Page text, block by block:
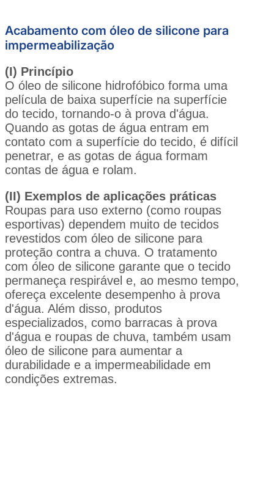
Acabamento com óleo de silicone para
impermeabilização
(I) Princípio
O óleo de silicone hidrofóbico forma uma
película de baixa superfície na superfície
do tecido, tornando-o à prova d'água.
Quando as gotas de água entram em
contato com a superfície do tecido, é difícil
penetrar, e as gotas de água formam
contas de água e rolam.
(II) Exemplos de aplicações práticas
Roupas para uso externo (como roupas
esportivas) dependem muito de tecidos
revestidos com óleo de silicone para
proteção contra a chuva. O tratamento
com óleo de silicone garante que o tecido
permaneça respirável e, ao mesmo tempo,
ofereça excelente desempenho à prova
d'água. Além disso, produtos
especializados, como barracas à prova
d'água e roupas de chuva, também usam
óleo de silicone para aumentar a
durabilidade e a impermeabilidade em
condições extremas.